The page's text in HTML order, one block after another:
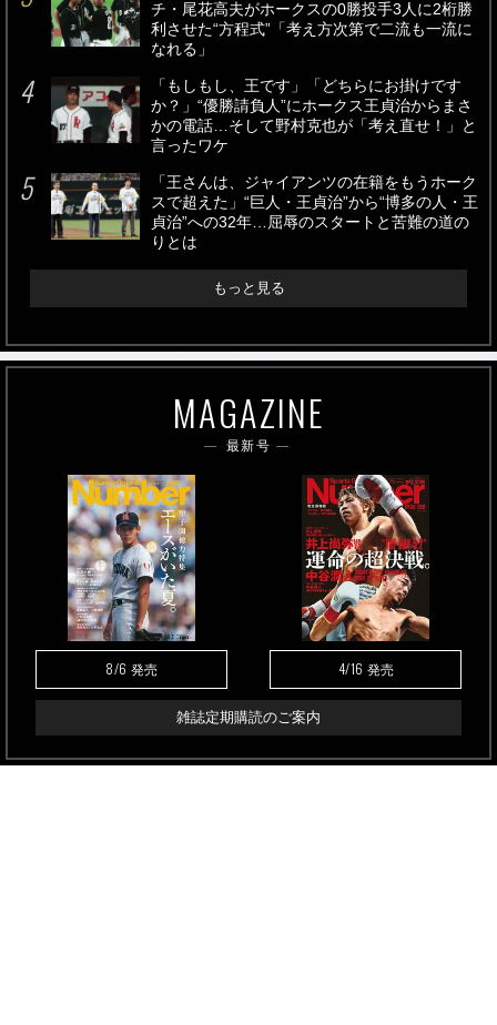
チ・尾花高夫がホークスの0勝投手3人に2桁勝
利させた“方程式”「考え方次第で二流も一流に
なれる」
「もしもし、王です」「どちらにお掛けです
か？」“優勝請負人”にホークス王貞治からまさ
かの電話…そして野村克也が「考え直せ！」と
言ったワケ
「王さんは、ジャイアンツの在籍をもうホーク
スで超えた」“巨人・王貞治”から“博多の人・王
貞治”への32年…屈辱のスタートと苦難の道の
りとは
もっと見る
MAGAZINE
最新号
8/6 発売 4/16 発売
雑誌定期購読のご案内